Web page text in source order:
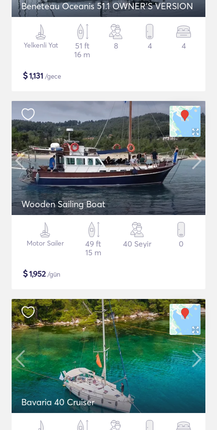
Beneteau Oceanis 51.1 OWNER'S VERSION
Yelkenli Yat
51 ft
16 m
8 4 4
$1,131 /gece
Wooden Sailing Boat
Motor Sailer
49 ft
15 m
40 Seyir 0
$1,952/gün
Bavaria 40 Cruiser